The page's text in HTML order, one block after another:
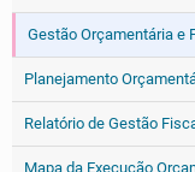
Gestão Orçamentária e
Planejamento
Relatório de Gestão
Mapa da Execução